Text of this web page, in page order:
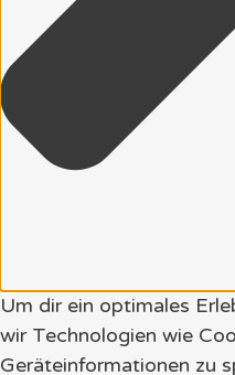
Um dir ein optimales
wir Technologien wie
Geräteinformationen zu